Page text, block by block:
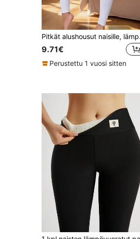
Pitkät
9.71€
Perustettu 1 vuosi sitten